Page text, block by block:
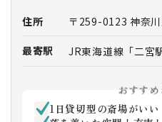
住所 〒259-0123 神奈
最寄駅 JR東海道線「二宮
おすすめ
1日貸切型の斎場がいい